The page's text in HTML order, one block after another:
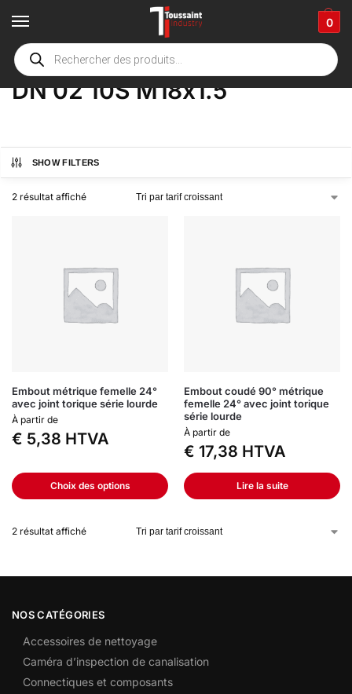
0
Accueil boutique / Product Options
DN 02 10S M18x1.5
SHOW FILTERS
2 résultat affiché
Embout métrique femelle 24°
avec joint torique série lourde
À partir de
€ 5,38 HTVA
Choix des options
Embout coudé 90° métrique
femelle 24° avec joint torique
série lourde
À partir de
€ 17,38 HTVA
Lire la suite
2 résultat affiché
NOS CATÉGORIES
Accessoires de nettoyage
Caméra d’inspection de canalisation
Connectiques et composants